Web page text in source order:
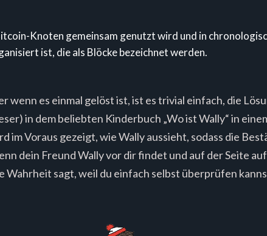
Knoten gemeinsam genutzt wird und in
ist, die als Blöcke bezeichnet werden.
wenn es einmal gelöst ist, ist es trivial einfach, die
in dem beliebten Kinderbuch „Wo ist Wally“ in
im Voraus gezeigt, wie Wally aussieht, sodass die
dein Freund Wally vor dir findet und auf der Seite
Wahrheit sagt, weil du einfach selbst überprüfen